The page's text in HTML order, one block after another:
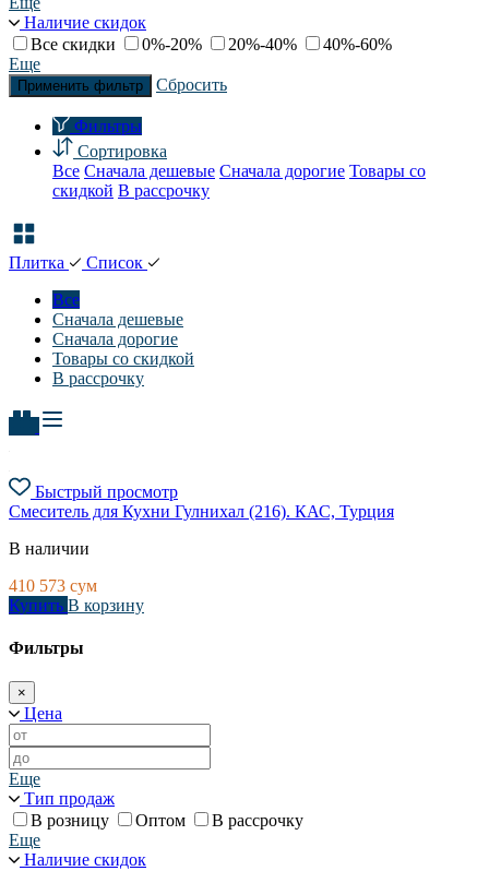
Наличие скидок
Все скидки
0%-20% 20%-40%
40%-60%
Еще
Применить фильтр Сбросить
Фильтры
Сортировка
Все Сначала дешевые Сначала дорогие Товары со
скидкой В рассрочку
Плитка
Список
Все
Сначала дешевые
Сначала дорогие
Товары со скидкой
В рассрочку
Быстрый просмотр
Смеситель для Кухни Гулнихал (216). КАС, Турция
В наличии
410 573 сум
Купить В корзину
Фильтры
×
Цена
Еще
Тип продаж
В розницу
Оптом
В рассрочку
Еще
Наличие скидок